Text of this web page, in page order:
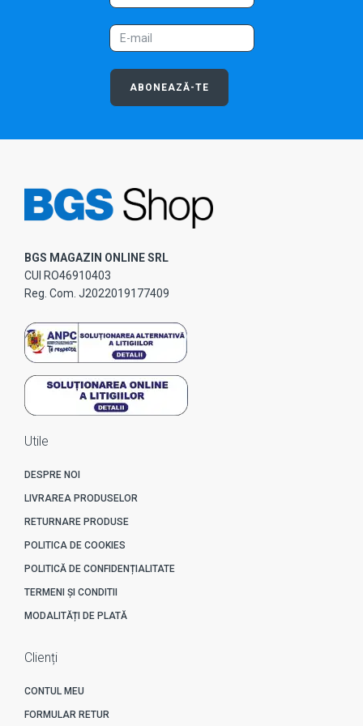
ABONEAZĂ-TE
BGS MAGAZIN ONLINE SRL
CUI RO46910403
Reg. Com. J2022019177409
Utile
DESPRE NOI
LIVRAREA PRODUSELOR
RETURNARE PRODUSE
POLITICA DE COOKIES
POLITICĂ DE CONFIDENȚIALITATE
TERMENI ȘI CONDITII
MODALITĂȚI DE PLATĂ
Clienți
CONTUL MEU
FORMULAR RETUR